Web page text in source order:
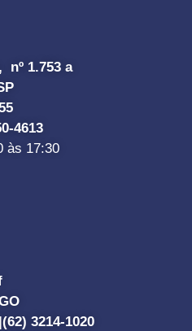
nº 1.753 a
4613
às 17:30
(62) 3214-1020